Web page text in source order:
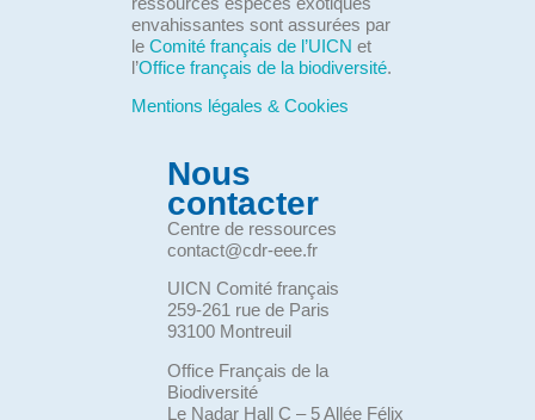
envahissantes sont assurées par
le Comité français de l’UICN et
l’Office français de la biodiversité.
Mentions légales & Cookies
Nous
contacter
Centre de ressources
contact@cdr-eee.fr
UICN Comité français
259-261 rue de Paris
93100 Montreuil
Office Français de la
Biodiversité
Le Nadar Hall C – 5 Allée Félix